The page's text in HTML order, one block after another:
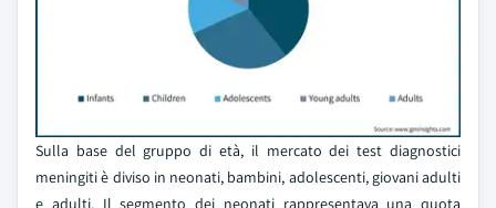
Sulla base del gruppo di età, il mercato dei test diagnostici
meningiti è diviso in neonati, bambini, adolescenti, giovani adulti
e adulti. Il segmento dei neonati rappresentava una quota